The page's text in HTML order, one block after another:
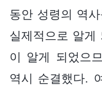
동안 성령의 역
실제적으로 알게
이 알게 되었으
역시 순결했다.